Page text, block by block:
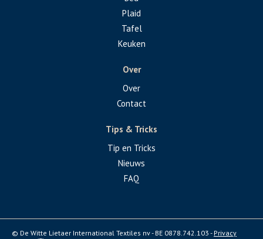
Plaid
Tafel
Keuken
Over
Over
Contact
Tips & Tricks
Tip en Tricks
Nieuws
FAQ
© De Witte Lietaer International Textiles nv - BE 0878.742.103 - Privacy